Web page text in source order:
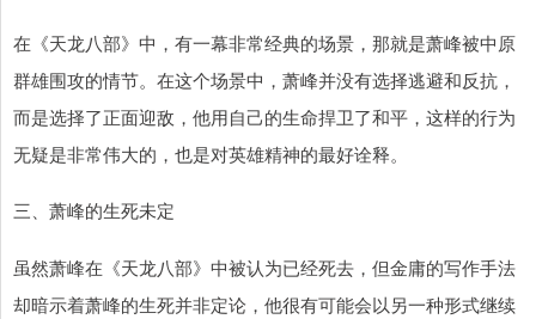
在《天龙八部》中，有一幕非常经典的场景，那就是萧峰被中原
群雄围攻的情节。在这个场景中，萧峰并没有选择逃避和反抗，
而是选择了正面迎敌，他用自己的生命捍卫了和平，这样的行为
无疑是非常伟大的，也是对英雄精神的最好诠释。
三、萧峰的生死未定
虽然萧峰在《天龙八部》中被认为已经死去，但金庸的写作手法
却暗示着萧峰的生死并非定论，他很有可能会以另一种形式继续